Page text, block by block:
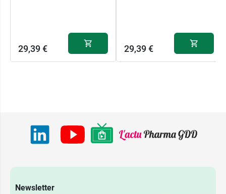
29,39 € 29,39 €
Newsletter